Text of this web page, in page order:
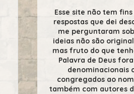
Esse site não tem
respostas que dei
me perguntaram
ideias não são
mas fruto do que
Palavra de Deus
denominacionais
congregados ao
também com autores